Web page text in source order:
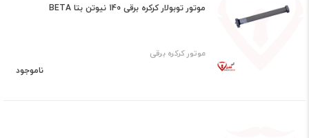
موتور توبولار کرکره برقی 140 نیوتن بتا BETA
موتور کرکره برقی
ناموجود